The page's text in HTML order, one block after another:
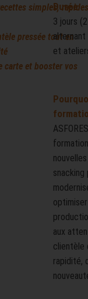
simples, rapides
pressée tout en
carte et booster vos
Durée
3 jours
alternant
et
snacking
aux
clientèle
rapidité,